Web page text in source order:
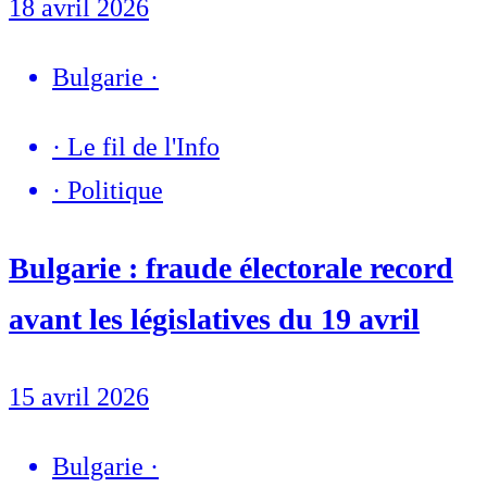
18 avril 2026
Bulgarie ·
· Le fil de l'Info
· Politique
Bulgarie : fraude électorale record
avant les législatives du 19 avril
15 avril 2026
Bulgarie ·